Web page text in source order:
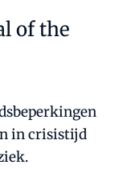
of the
in crisistijd